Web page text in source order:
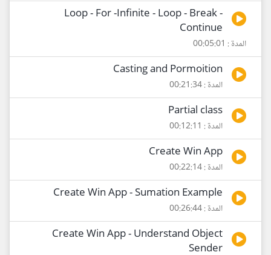
Loop - For -Infinite - Loop - Break -
Continue
المدة : 00:05:01
Casting and Pormoition
المدة : 00:21:34
Partial class
المدة : 00:12:11
Create Win App
المدة : 00:22:14
Create Win App - Sumation Example
المدة : 00:26:44
Create Win App - Understand Object
Sender